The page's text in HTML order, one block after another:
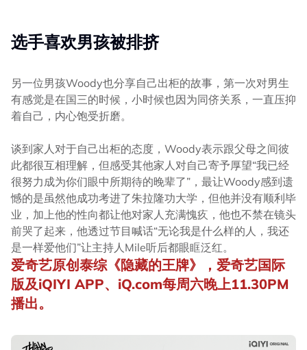
选手喜欢男孩被排挤
另一位男孩Woody也分享自己出柜的故事，第一次对男生
有感觉是在国三的时候，小时候也因为同侪关系，一直压抑
着自己，内心饱受折磨。
谈到家人对于自己出柜的态度，Woody表示跟父母之间彼
此都很互相理解，但感受其他家人对自己寄予厚望“我已经
很努力成为你们眼中所期待的晚辈了”，最让Woody感到遗
憾的是虽然他成功考进了朱拉隆功大学，但他并没有顺利毕
业，加上他的性向都让他对家人充满愧疚，他也不禁在镜头
前哭了起来，他透过节目喊话“无论我是什么样的人，我还
是一样爱他们”让主持人Mile听后都眼眶泛红。
爱奇艺原创泰综《隐藏的王牌》，爱奇艺国际
版及iQIYI APP、iQ.com每周六晚上11.30PM
播出。